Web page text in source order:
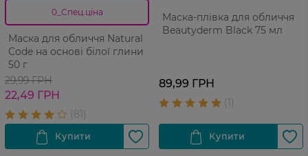
0_Спец.ціна
Маска для обличчя Natural
Code на основі білої глини
50 г
29,99 ГРН
22,49 ГРН
Маска-плівка для обличчя
Beautyderm Black 75 мл
89,99 ГРН